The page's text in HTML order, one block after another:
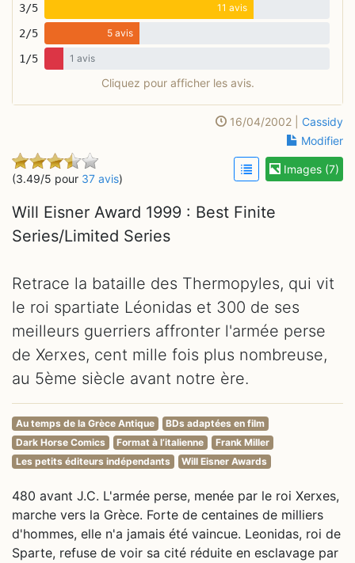
3/5 11 avis
2/5 5 avis
1/5 1 avis
Cliquez pour afficher les avis.
16/04/2002 | Cassidy
Modifier
(3.49/5 pour 37 avis)
Images (7)
Will Eisner Award 1999 : Best Finite
Series/Limited Series
Retrace la bataille des Thermopyles, qui vit
le roi spartiate Léonidas et 300 de ses
meilleurs guerriers affronter l'armée perse
de Xerxes, cent mille fois plus nombreuse,
au 5ème siècle avant notre ère.
Au temps de la Grèce Antique
BDs adaptées en film
Dark Horse Comics
Format à l’italienne
Frank Miller
Les petits éditeurs indépendants
Will Eisner Awards
480 avant J.C. L'armée perse, menée par le roi Xerxes,
marche vers la Grèce. Forte de centaines de milliers
d'hommes, elle n'a jamais été vaincue. Leonidas, roi de
Sparte, refuse de voir sa cité réduite en esclavage par